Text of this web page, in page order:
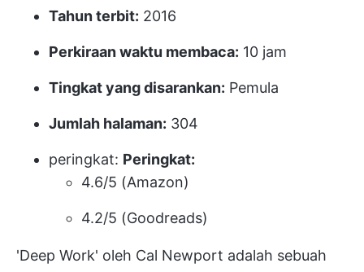
Tahun terbit: 2016
Perkiraan waktu membaca: 10 jam
Tingkat yang disarankan: Pemula
Jumlah halaman: 304
peringkat: Peringkat:
4.6/5 (Amazon)
4.2/5 (Goodreads)
'Deep Work' oleh Cal Newport adalah sebuah